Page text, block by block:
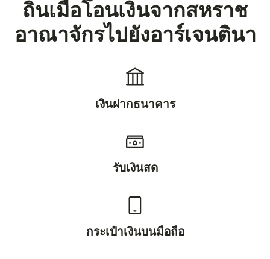
ถิ่นเมื่อโอนเงินจากสหราช
อาณาจักรไปยังอาร์เจนตินา
เงินฝากธนาคาร
รับเงินสด
กระเป๋าเงินบนมือถือ